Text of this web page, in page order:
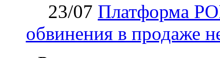
23/07 Платформа
обвинения в продаже